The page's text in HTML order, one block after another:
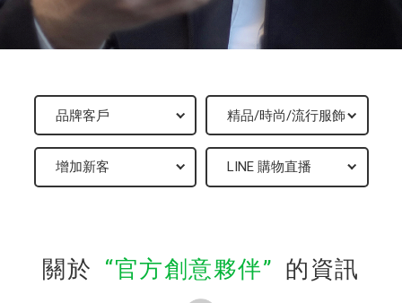
關於 官方創意夥伴 的資訊